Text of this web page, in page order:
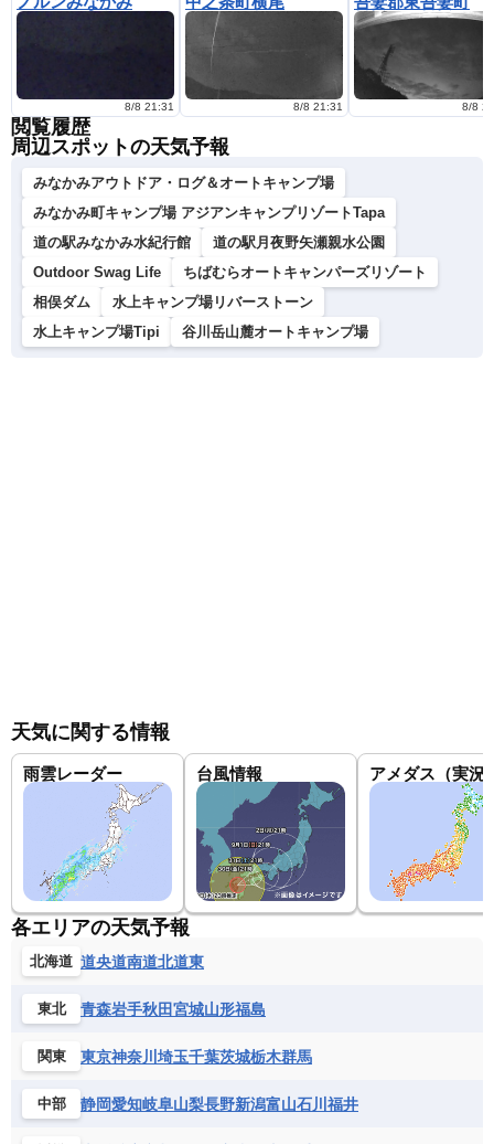
8/8 21:31 8/8 21:31 8/8
閲覧履歴
周辺スポットの天気予報
みなかみアウトドア・ログ＆オートキャンプ場
みなかみ町キャンプ場 アジアンキャンプリゾートTapa
道の駅みなかみ水紀行館
道の駅月夜野矢瀬親水公園
Outdoor Swag Life
ちばむらオートキャンパーズリゾート
相俣ダム
水上キャンプ場リバーストーン
水上キャンプ場Tipi
谷川岳山麓オートキャンプ場
天気に関する情報
雨雲レーダー 台風情報 アメダス（実況
各エリアの天気予報
北海道 道央道南道北道東
東北 青森岩手秋田宮城山形福島
関東 東京神奈川 埼玉千葉茨城栃木群馬
中部 静岡愛知岐阜山梨長野新潟富山石川 福井